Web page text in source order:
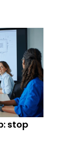
stop